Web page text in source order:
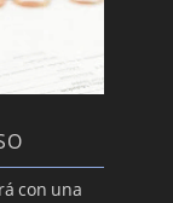
tras el
con una